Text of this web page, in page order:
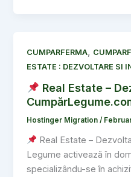
CUMPARFERMA,
ESTATE : DEZVOLTARE SI
Real Estate –
Hostinger Migration/
Real Estate –
Legume activează în
specializându-se în